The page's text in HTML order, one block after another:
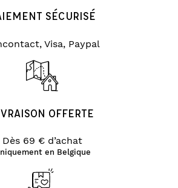
SÉCURISÉ
Visa, Paypal
OFFERTE
Dès 69 € d’achat
en Belgique